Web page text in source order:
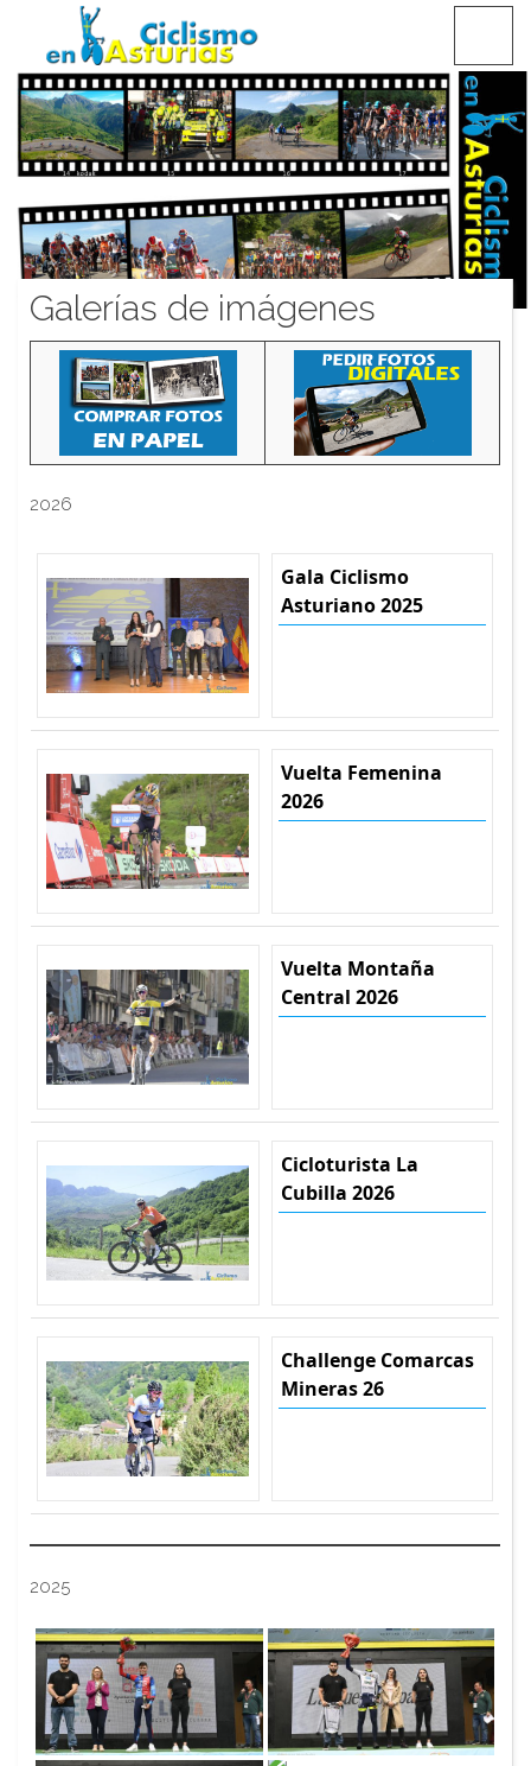
CICLISMO EN ASTURIAS
Galerías de imágenes
2026
Gala Ciclismo
Asturiano 2025
Vuelta Femenina
2026
Vuelta Montaña
Central 2026
Cicloturista La
Cubilla 2026
Challenge Comarcas
Mineras 26
2025